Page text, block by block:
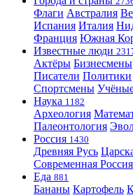
Флаги Австралия
Испания Италия
Франция Южная
Известные люди
Актёры Бизнесмены
Писатели Политики
Спортсмены
Наука 1182
Археология
Палеонтология
Россия 1430
Древняя Русь
Современная Россия
Еда 881
Бананы Картофель